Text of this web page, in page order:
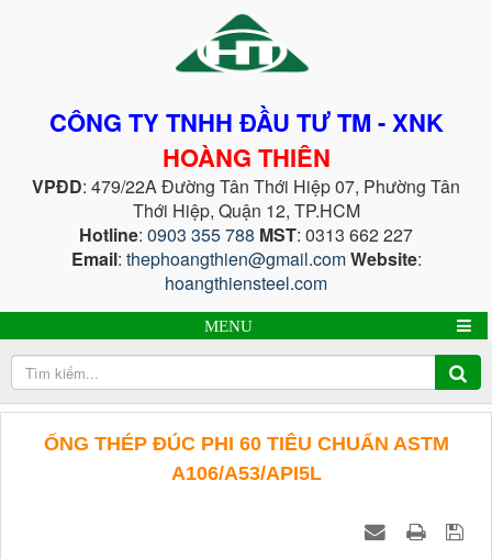
CÔNG TY TNHH ĐẦU TƯ TM - XNK
HOÀNG THIÊN
VPĐD: 479/22A Đường Tân Thới Hiệp 07, Phường Tân
Thới Hiệp, Quận 12, TP.HCM
Hotline: 0903 355 788 MST: 0313 662 227
Email: thephoangthien@gmail.comWebsite:
hoangthiensteel.com
MENU
ỐNG THÉP ĐÚC PHI 60 TIÊU CHUẨN ASTM
A106/A53/API5L